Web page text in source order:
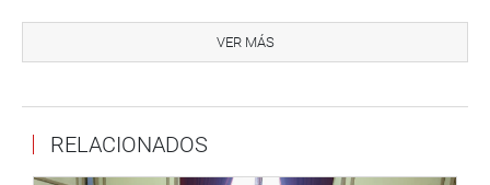
auditoría del 2016 dijo que el Ministerio de Economía y
Finanzas debe gestionar en coordinación con los
la auditoría financiera de la Cuenta General de la
VER MÁS
RELACIONADOS